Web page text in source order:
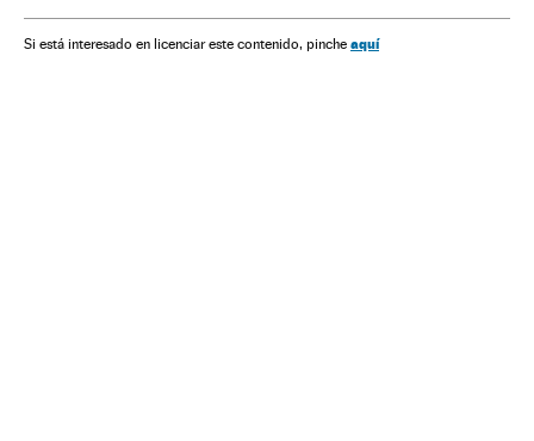
Si está interesado en licenciar este contenido, pinche aquí